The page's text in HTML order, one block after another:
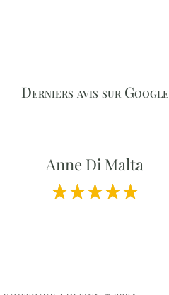
Derniers avis sur Google
Anne Di Malta